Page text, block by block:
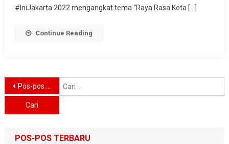
#IniJakarta 2022 mengangkat tema “Raya Rasa Kota […]
Continue Reading
Navigasi
pos
Pos-pos lama
POS-POS TERBARU